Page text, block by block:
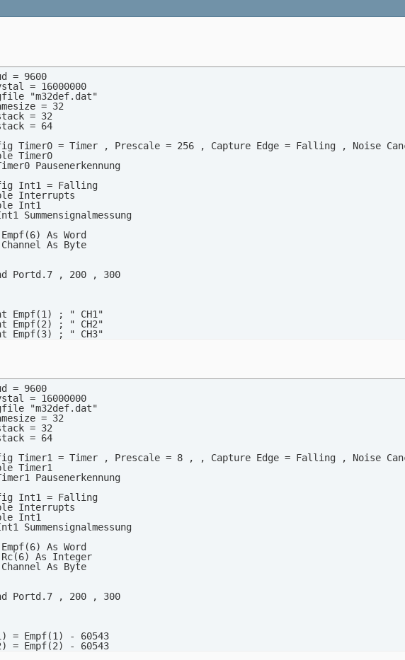
= 9600
= 16000000
"m32def.dat"
= 32
= 32
= 64
Timer0 = Timer , Prescale = 256 , Capture Edge = Falling , Noise
Timer0
Pausenerkennung
Int1 = Falling
Interrupts
Int1
Summensignalmessung
As Word
Channel As Byte
Portd.7 , 200 , 300
Empf(1) ; " CH1"
Empf(2) ; " CH2"
Empf(3) ; " CH3"
Empf(5) ; " CH5"
Empf(6) ; " CH6"
" "
500
Case Channel
1 :
= Timer0
2 :
= Timer0
3 :
= Timer0
4:
= Timer0
5:
= Timer0
6:
= Timer0
= 6
= 0
= 9600
= 16000000
"m32def.dat"
= 32
= 32
= 64
Timer1 = Timer , Prescale = 8 , , Capture Edge = Falling , Noise
Timer1
Pausenerkennung
Int1 = Falling
Interrupts
Int1
Summensignalmessung
As Word
Rc(6) As Integer
Channel As Byte
Portd.7 , 200 , 300
= Empf(1) - 60543
= Empf(2) - 60543